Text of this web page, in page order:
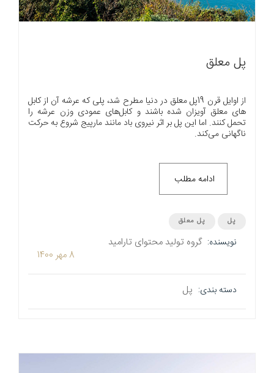
پل معلق
از اوایل قرن 19پل معلق در دنیا مطرح شد، پلی که عرشه آن از کابل
های معلق آویزان شده باشند و کابل‌های عمودی وزن عرشه را
تحمل کنند. اما این پل بر اثر نیروی باد مانند مارپیج شروع به حرکت
ناگهانی می‌کند.
ادامه مطلب
پل پل معلق
نویسنده: گروه تولید محتوای تارامید
8 مهر 1400
دسته بندی: پل